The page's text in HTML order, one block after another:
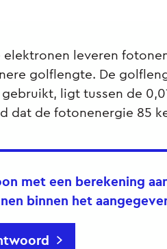
elektronen leveren
golflengte. De
ligt tussen de
dat de fotonenergie 85
met een berekening
binnen het